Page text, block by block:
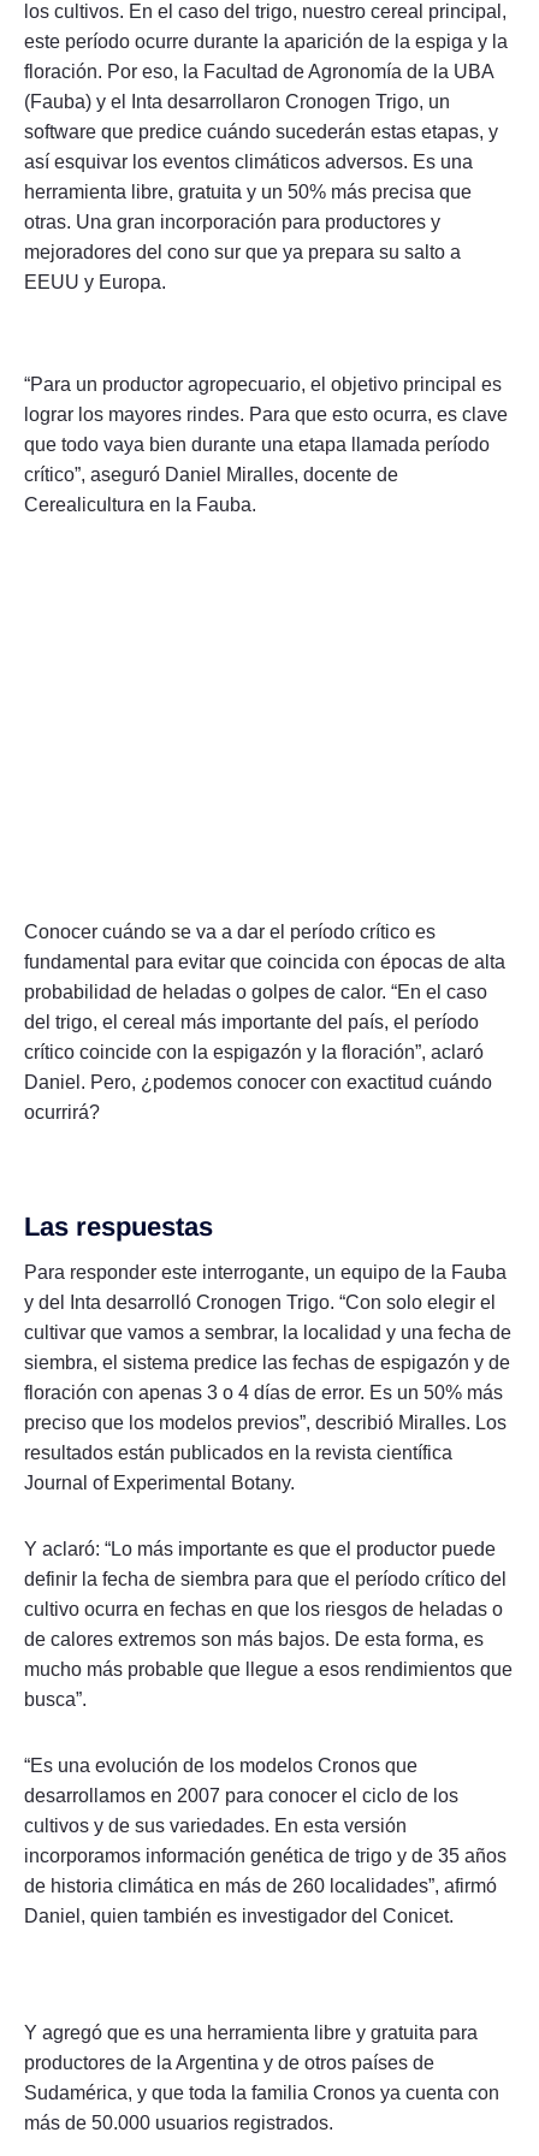
los cultivos. En el caso del trigo, nuestro cereal principal,
este período ocurre durante la aparición de la espiga y la
floración. Por eso, la Facultad de Agronomía de la UBA
(Fauba) y el Inta desarrollaron Cronogen Trigo, un
software que predice cuándo sucederán estas etapas, y
así esquivar los eventos climáticos adversos. Es una
herramienta libre, gratuita y un 50% más precisa que
otras. Una gran incorporación para productores y
mejoradores del cono sur que ya prepara su salto a
EEUU y Europa.
“Para un productor agropecuario, el objetivo principal es
lograr los mayores rindes. Para que esto ocurra, es clave
que todo vaya bien durante una etapa llamada período
crítico”, aseguró Daniel Miralles, docente de
Cerealicultura en la Fauba.
Conocer cuándo se va a dar el período crítico es
fundamental para evitar que coincida con épocas de alta
probabilidad de heladas o golpes de calor. “En el caso
del trigo, el cereal más importante del país, el período
crítico coincide con la espigazón y la floración”, aclaró
Daniel. Pero, ¿podemos conocer con exactitud cuándo
ocurrirá?
Las respuestas
Para responder este interrogante, un equipo de la Fauba
y del Inta desarrolló Cronogen Trigo. “Con solo elegir el
cultivar que vamos a sembrar, la localidad y una fecha de
siembra, el sistema predice las fechas de espigazón y de
floración con apenas 3 o 4 días de error. Es un 50% más
preciso que los modelos previos”, describió Miralles. Los
resultados están publicados en la revista científica
Journal of Experimental Botany.
Y aclaró: “Lo más importante es que el productor puede
definir la fecha de siembra para que el período crítico del
cultivo ocurra en fechas en que los riesgos de heladas o
de calores extremos son más bajos. De esta forma, es
mucho más probable que llegue a esos rendimientos que
busca”.
“Es una evolución de los modelos Cronos que
desarrollamos en 2007 para conocer el ciclo de los
cultivos y de sus variedades. En esta versión
incorporamos información genética de trigo y de 35 años
de historia climática en más de 260 localidades”, afirmó
Daniel, quien también es investigador del Conicet.
Y agregó que es una herramienta libre y gratuita para
productores de la Argentina y de otros países de
Sudamérica, y que toda la familia Cronos ya cuenta con
más de 50.000 usuarios registrados.